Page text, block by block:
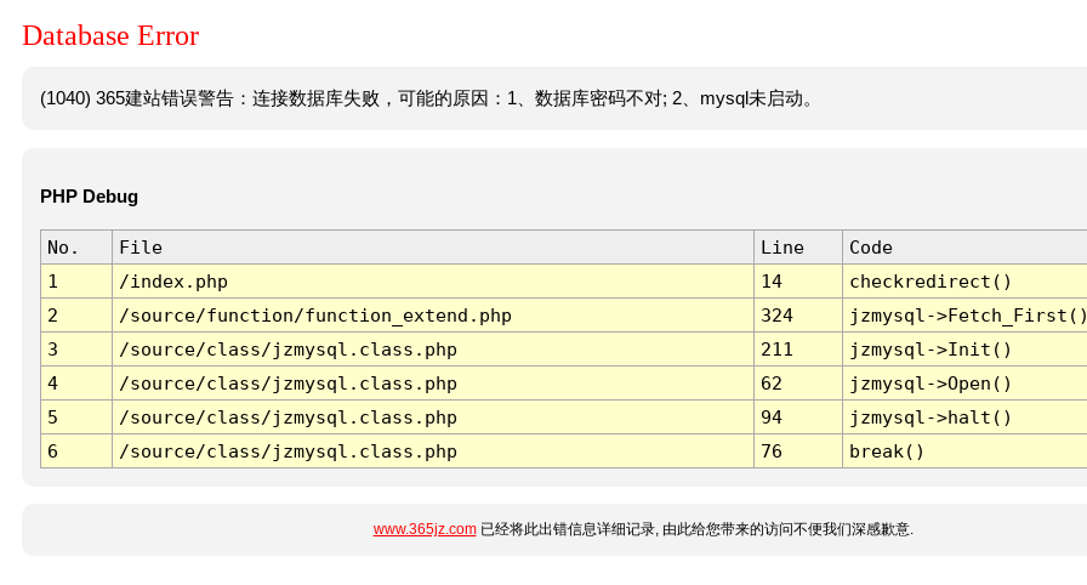
Database Error
(1040) 365建站错误警告：连接数据库失败，可能的原因：1、数据库密码不对; 2、mysql未启动。
PHP Debug
No. File Line
Code
1
/index.php 14
checkredirect()
2
/source/function/function_extend.php 324
jzmysql-
3
/source/class/jzmysql.class.php 211
jzmysql->Init()
4
/source/class/jzmysql.class.php 62
jzmysql->Open()
5
/source/class/jzmysql.class.php 94
jzmysql->halt()
6
/source/class/jzmysql.class.php 76 break()
www.365jz.com已经将此出错信息详细记录, 由此给您带来的访问不便我们深感歉意.